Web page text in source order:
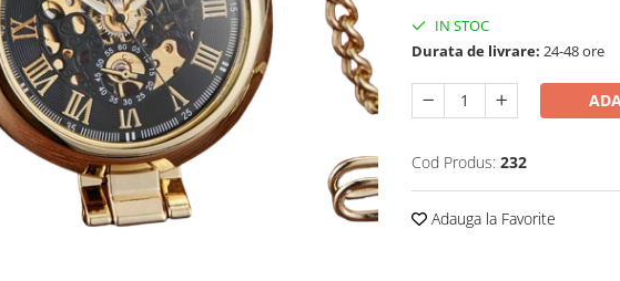
IN STOC
Durata de livrare: 24-48 ore
Cod Produs: 232
Adauga la Favorite